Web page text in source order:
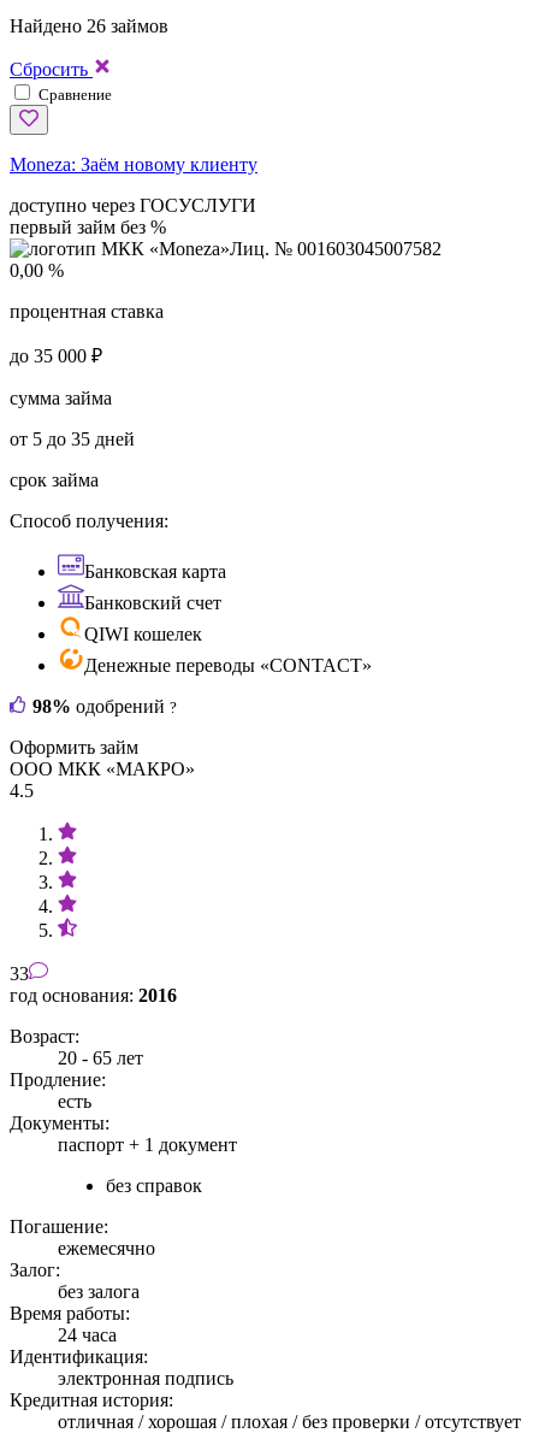
Найдено 26 займов
Сбросить
Сравнение
Moneza: Заём новому клиенту
доступно через ГОСУСЛУГИ
первый займ без %
Лиц. № 001603045007582
0,00 %
процентная ставка
до 35 000 ₽
сумма займа
от 5 до 35 дней
срок займа
Способ получения:
Банковская карта
Банковский счет
QIWI кошелек
Денежные переводы «CONTACT»
98% одобрений ?
Оформить займ
ООО МКК «МАКРО»
4.5
33
год основания: 2016
Возраст:
20 - 65 лет
Продление:
есть
Документы:
паспорт + 1 документ
без справок
Погашение:
ежемесячно
Залог:
без залога
Время работы:
24 часа
Идентификация:
электронная подпись
Кредитная история:
отличная / хорошая / плохая / без проверки / отсутствует